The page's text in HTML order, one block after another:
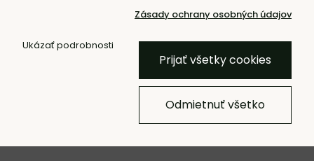
Úvod Nábytok Sedačky
Modulárna rohová sedačka
MAXXO 2.0 v tvare L
Zásady ochrany osobných údajov
Ukázať podrobnosti
Prijať všetky cookies
Odmietnuť všetko